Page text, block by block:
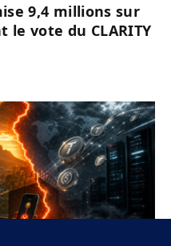
9,4 millions sur
le vote du CLARITY